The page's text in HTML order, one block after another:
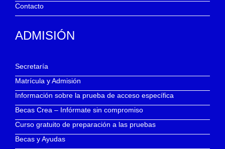
Contacto
ADMISIÓN
Secretaría
Matrícula y Admisión
Información sobre la prueba de acceso específica
Becas Crea – Infórmate sin compromiso
Curso gratuito de preparación a las pruebas
Becas y Ayudas